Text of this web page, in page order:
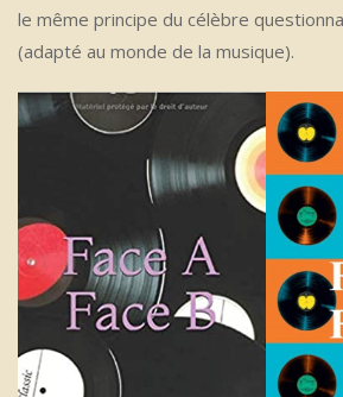
le même principe du célèbre
(adapté au monde de la musique).